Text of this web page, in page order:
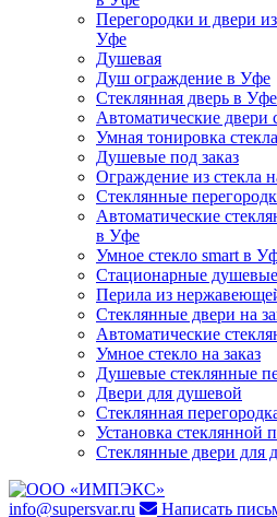
Перегородки и двери
Уфе
Душевая
Душ ограждение в Уфе
Стеклянная дверь в Уфе
Автоматические двери
Умная тонировка
Душевые под заказ
Ограждение из стекла
Стеклянные
Автоматические
в Уфе
Умное стекло smart в
Стационарные
Перила из
Стеклянные двери на
Автоматические
Умное стекло на заказ
Душевые стеклянные
Двери для душевой
Стеклянная
Установка стеклянной
Стеклянные двери для
info@supersvar.ru
Написать